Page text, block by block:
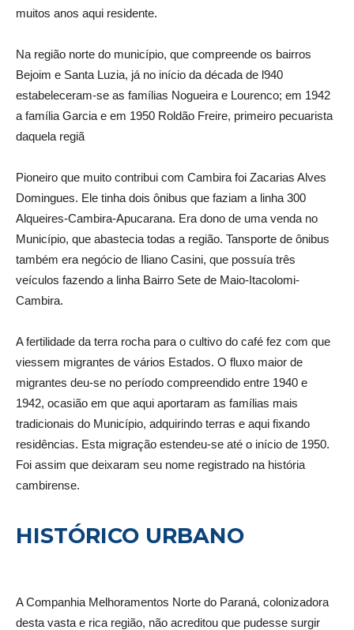
muitos anos aqui residente.
Na região norte do município, que compreende os bairros
Bejoim e Santa Luzia, já no início da década de l940
estabeleceram-se as famílias Nogueira e Lourenco; em 1942
a família Garcia e em 1950 Roldão Freire, primeiro pecuarista
daquela regiã
Pioneiro que muito contribui com Cambira foi Zacarias Alves
Domingues. Ele tinha dois ônibus que faziam a linha 300
Alqueires-Cambira-Apucarana. Era dono de uma venda no
Município, que abastecia todas a região. Tansporte de ônibus
também era negócio de Iliano Casini, que possuía três
veículos fazendo a linha Bairro Sete de Maio-Itacolomi-
Cambira.
A fertilidade da terra rocha para o cultivo do café fez com que
viessem migrantes de vários Estados. O fluxo maior de
migrantes deu-se no período compreendido entre 1940 e
1942, ocasião em que aqui aportaram as famílias mais
tradicionais do Município, adquirindo terras e aqui fixando
residências. Esta migração estendeu-se até o início de 1950.
Foi assim que deixaram seu nome registrado na história
cambirense.
HISTÓRICO URBANO
A Companhia Melhoramentos Norte do Paraná, colonizadora
desta vasta e rica região, não acreditou que pudesse surgir